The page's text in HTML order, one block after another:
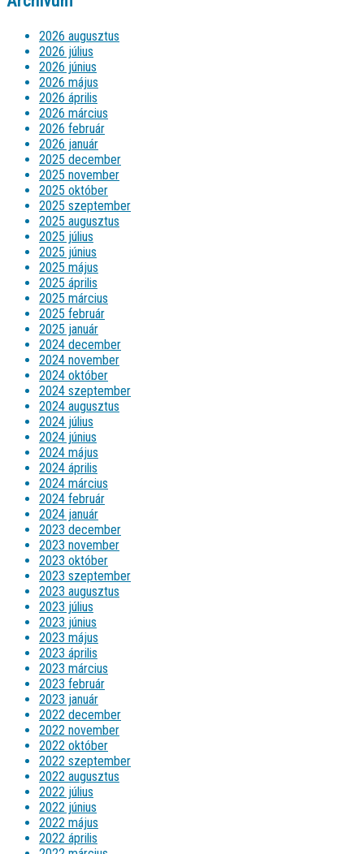
2026 augusztus
2026 július
2026 június
2026 május
2026 április
2026 március
2026 február
2026 január
2025 december
2025 november
2025 október
2025 szeptember
2025 augusztus
2025 július
2025 június
2025 május
2025 április
2025 március
2025 február
2025 január
2024 december
2024 november
2024 október
2024 szeptember
2024 augusztus
2024 július
2024 június
2024 május
2024 április
2024 március
2024 február
2024 január
2023 december
2023 november
2023 október
2023 szeptember
2023 augusztus
2023 július
2023 június
2023 május
2023 április
2023 március
2023 február
2023 január
2022 december
2022 november
2022 október
2022 szeptember
2022 augusztus
2022 július
2022 június
2022 május
2022 április